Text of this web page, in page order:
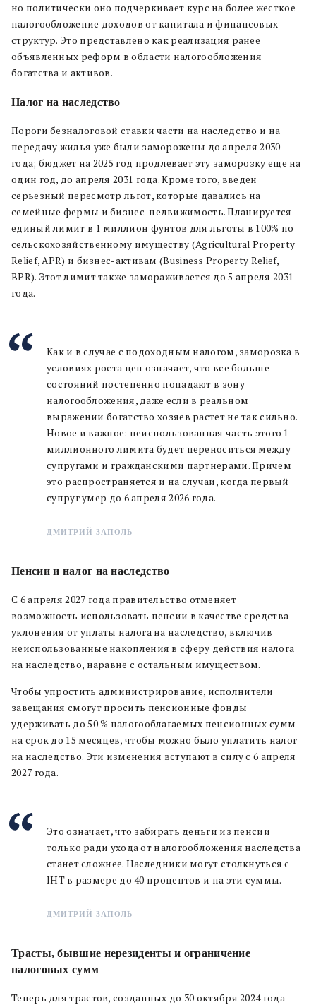
но политически оно подчеркивает курс на более жесткое
налогообложение доходов от капитала и финансовых
структур. Это представлено как реализация ранее
объявленных реформ в области налогообложения
богатства и активов.
Налог на наследство
Пороги безналоговой ставки части на наследство и на
передачу жилья уже были заморожены до апреля 2030
года; бюджет на 2025 год продлевает эту заморозку еще на
один год, до апреля 2031 года. Кроме того, введен
серьезный пересмотр льгот, которые давались на
семейные фермы и бизнес-недвижимость. Планируется
единый лимит в 1 миллион фунтов для льготы в 100% по
сельскохозяйственному имуществу (Agricultural Property
Relief, APR) и бизнес-активам (Business Property Relief,
BPR). Этот лимит также замораживается до 5 апреля 2031
года.
Как и в случае с подоходным налогом, заморозка в
условиях роста цен означает, что все больше
состояний постепенно попадают в зону
налогообложения, даже если в реальном
выражении богатство хозяев растет не так сильно.
Новое и важное: неиспользованная часть этого 1-
миллионного лимита будет переноситься между
супругами и гражданскими партнерами. Причем
это распространяется и на случаи, когда первый
супруг умер до 6 апреля 2026 года.
ДМИТРИЙ ЗАПОЛЬ
Пенсии и налог на наследство
С 6 апреля 2027 года правительство отменяет
возможность использовать пенсии в качестве средства
уклонения от уплаты налога на наследство, включив
неиспользованные накопления в сферу действия налога
на наследство, наравне с остальным имуществом.
Чтобы упростить администрирование, исполнители
завещания смогут просить пенсионные фонды
удерживать до 50 % налогооблагаемых пенсионных сумм
на срок до 15 месяцев, чтобы можно было уплатить налог
на наследство. Эти изменения вступают в силу с 6 апреля
2027 года.
Это означает, что забирать деньги из пенсии
только ради ухода от налогообложения наследства
станет сложнее. Наследники могут столкнуться с
IHT в размере до 40 процентов и на эти суммы.
ДМИТРИЙ ЗАПОЛЬ
Трасты, бывшие нерезиденты и ограничение
налоговых сумм
Теперь для трастов, созданных до 30 октября 2024 года